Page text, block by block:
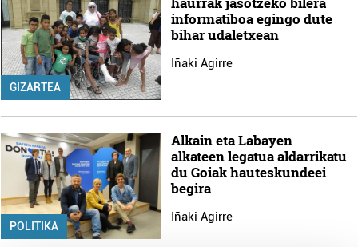
GIZARTEA
informatiboa egingo dute
bihar udaletxean
Iñaki Agirre
POLITIKA
Alkain eta Labayen
alkateen legatua aldarrikatu
du Goiak hauteskundeei
begira
Iñaki Agirre